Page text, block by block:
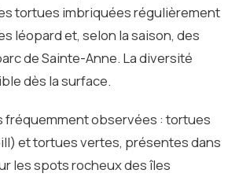
tortues imbriquées régulièrement
léopard et, selon la saison, des
de Sainte-Anne. La diversité
dès la surface.
fréquemment observées : tortues
et tortues vertes, présentes dans
les spots rocheux des îles